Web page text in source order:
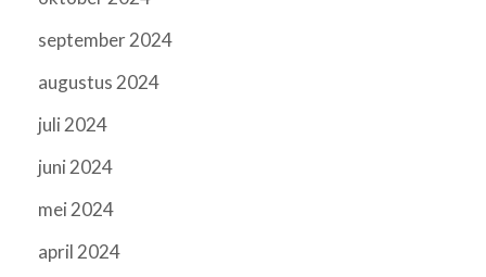
september 2024
augustus 2024
juli 2024
juni 2024
mei 2024
april 2024